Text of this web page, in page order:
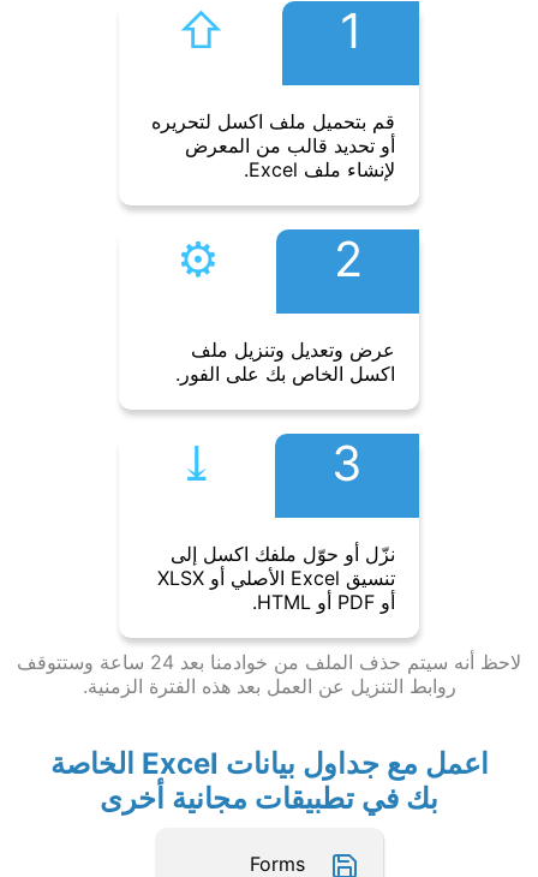
1
⇧︎
قم بتحميل ملف اكسل لتحريره
أو تحديد قالب من المعرض
لإنشاء ملف Excel.
2
⚙︎
عرض وتعديل وتنزيل ملف
اكسل الخاص بك على الفور.
3
⤓︎
نزّل أو حوّل ملفك اكسل إلى
تنسيق Excel الأصلي أو XLSX
أو PDF أو HTML.
لاحظ أنه سيتم حذف الملف من خوادمنا بعد 24 ساعة وستتوقف
روابط التنزيل عن العمل بعد هذه الفترة الزمنية.
اعمل مع جداول بيانات Excel الخاصة
بك في تطبيقات مجانية أخرى
Forms